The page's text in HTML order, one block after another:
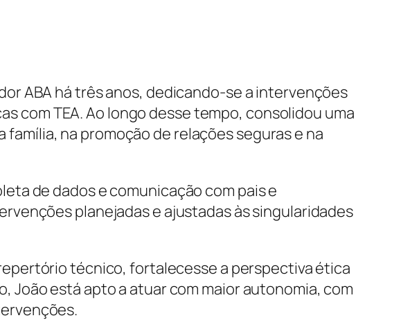
ABA há três anos, dedicando-se a intervenções
com TEA. Ao longo desse tempo, consolidou uma
na promoção de relações seguras e na
de dados e comunicação com pais e
planejadas e ajustadas às singularidades
técnico, fortalecesse a perspectiva ética
João está apto a atuar com maior autonomia, com